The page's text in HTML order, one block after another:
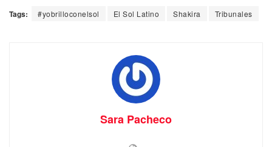
Tags: #yobrilloconelsol El Sol Latino Shakira Tribunales
Sara Pacheco